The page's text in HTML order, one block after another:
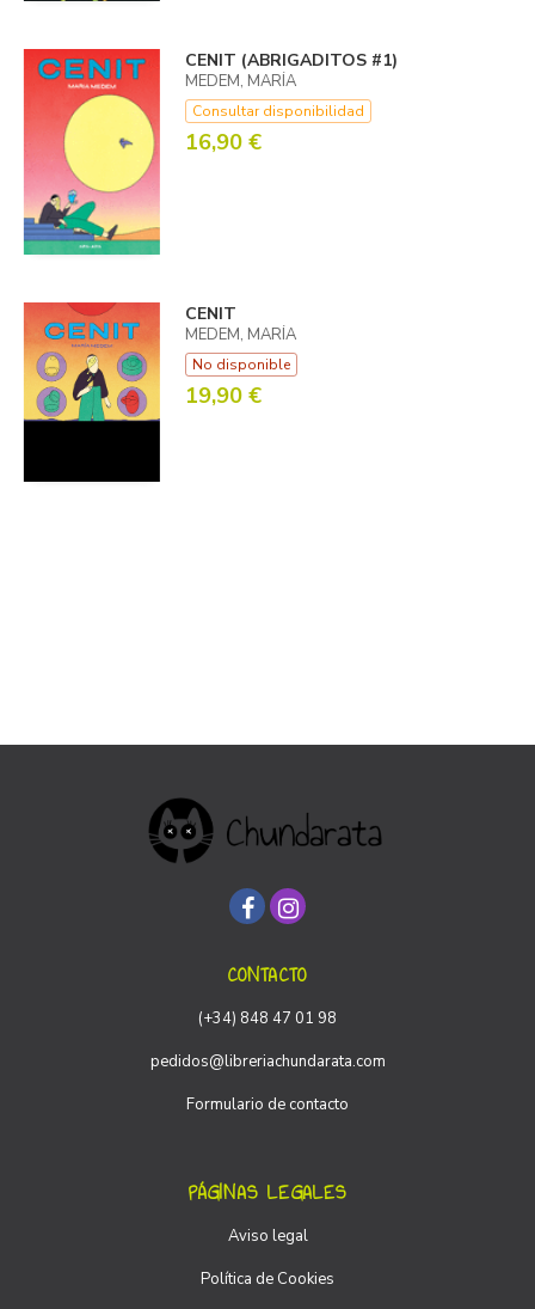
CENIT (ABRIGADITOS #1)
MEDEM, MARÍA
Consultar disponibilidad
16,90 €
CENIT
MEDEM, MARÍA
No disponible
19,90 €
CONTACTO
(+34) 848 47 01 98
pedidos@libreriachundarata.com
Formulario de contacto
PÁGINAS LEGALES
Aviso legal
Política de Cookies